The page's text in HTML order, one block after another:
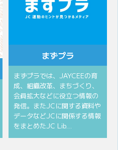
まずプラ
まずプラでは、JAYCEEの育
成、組織改革、まちづくり、
会員拡大などに役立つ情報の
発信。またJCに関する資料や
データなどJCに関係する情報
をまとめたJC Lib…